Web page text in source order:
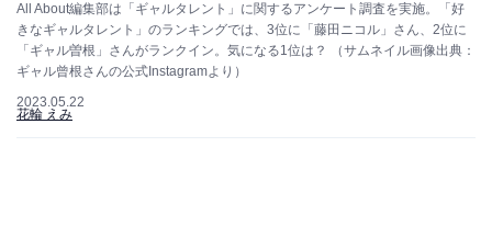
All About編集部は「ギャルタレント」に関するアンケート調査を実施。「好
きなギャルタレント」のランキングでは、3位に「藤田ニコル」さん、2位に
「ギャル曽根」さんがランクイン。気になる1位は？ （サムネイル画像出典：
ギャル曾根さんの公式Instagramより）
2023.05.22
花輪 えみ